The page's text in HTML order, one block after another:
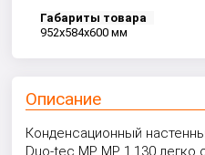
Габариты товара
952x584x600 мм
Описание
Конденсационный
Duo-tec MP MP 1.130